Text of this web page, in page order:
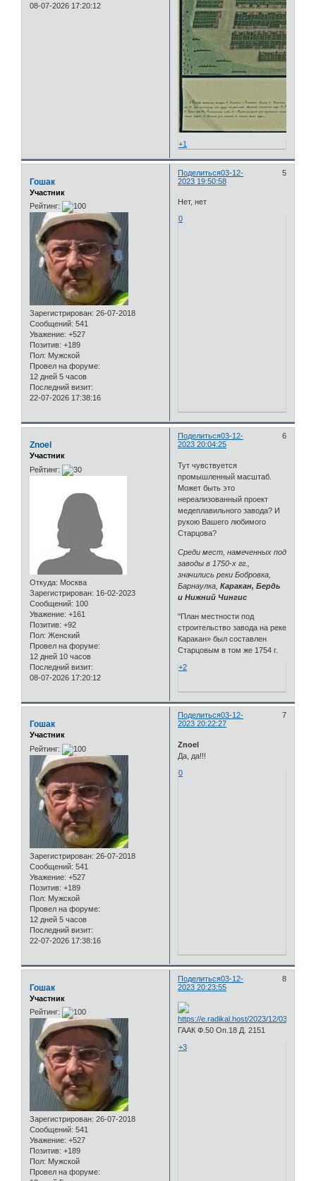
08-07-2026 17:20:12
+1
Поделиться 5
03-12-
2023 19:50:58
Гошак
Участник
Рейтинг:
Зарегистрирован: 26-07-2018
Сообщений: 541
Уважение: +527
Позитив: +189
Пол: Мужской
Провел на форуме:
12 дней 5 часов
Последний визит:
22-07-2026 17:38:16
Нет, нет
0
Поделиться 6
03-12-
2023 20:04:25
Znoel
Участник
Рейтинг:
Откуда: Москва
Зарегистрирован: 16-02-2023
Сообщений: 100
Уважение: +161
Позитив: +92
Пол: Женский
Провел на форуме:
12 дней 10 часов
Последний визит:
08-07-2026 17:20:12
Тут чувствуется
промышленный масштаб.
Может быть это
нереализованный проект
медеплавильного завода? И
рукою Вашего любимого
Старцова?
Среди мест, намеченных под
заводы в 1750-х гг.,
значились реки Бобровка,
Барнаулка, Каракан, Бердь
и Нижний Чингис
"План местности под
строительство завода на реке
Каракан» был составлен
Старцовым в том же 1754 г.
+2
Поделиться 7
03-12-
2023 20:22:27
Гошак
Участник
Рейтинг:
Зарегистрирован: 26-07-2018
Сообщений: 541
Уважение: +527
Позитив: +189
Пол: Мужской
Провел на форуме:
12 дней 5 часов
Последний визит:
22-07-2026 17:38:16
Znoel
Да, да!!!
0
Поделиться 8
03-12-
2023 20:23:55
Гошак
Участник
Рейтинг:
Зарегистрирован: 26-07-2018
Сообщений: 541
Уважение: +527
Позитив: +189
Пол: Мужской
Провел на форуме:
ГААК Ф.50 Оп.18 Д. 2151
+3